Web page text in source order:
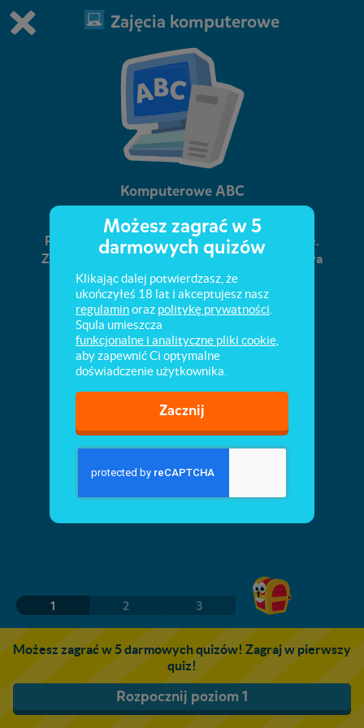
Grasz w wersję demonstracyjną Squli
Kup teraz!
0
Zajęcia komputerowe
Komputerowe ABC
Podstawowe pojęcia stosowane w informatyce.
Zasady BHP w pracowni komputerowej. Budowa
komputera, urządzenia wejścia i wyjścia.
1 2 3
Możesz zagrać w 5 darmowych quizów! Zagraj w pierwszy
quiz!
Rozpocznij poziom 1
Możesz zagrać w 5
darmowych quizów
Klikając dalej potwierdzasz, że
ukończyłeś 18 lat i akceptujesz nasz
regulaminoraz politykę prywatności
Squla umieszcza
funkcjonalne i analityczne pliki cookie
aby zapewnić Ci optymalne
doświadczenie użytkownika.
Zacznij